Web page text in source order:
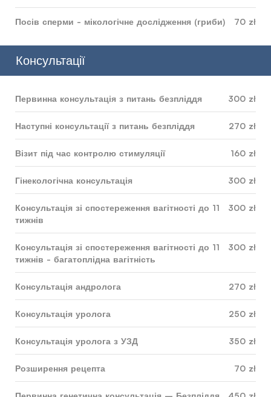
Посів сперми - мікологічне дослідження (гриби) 70 zł
Консультації
Первинна консультація з питань безпліддя 300 zł
Наступні консультації з питань безпліддя 270 zł
Візит під час контролю стимуляції 160 zł
Гінекологічна консультація 300 zł
Консультація зі спостереження вагітності до 11
тижнів
300 zł
Консультація зі спостереження вагітності до 11
тижнів - багатоплідна вагітність
300 zł
Консультація андролога 270 zł
Консультація уролога 250 zł
Консультація уролога з УЗД 350 zł
Розширення рецепта 70 zł